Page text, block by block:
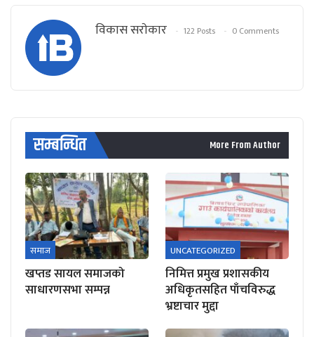
विकास सराेकार 122 Posts 0 Comments
सम्बन्धित More From Author
समाज
खप्तड सायल समाजको
साधारणसभा सम्पन्न
UNCATEGORIZED
निमित्त प्रमुख प्रशासकीय
अधिकृतसहित पाँचविरुद्ध
भ्रष्टाचार मुद्दा